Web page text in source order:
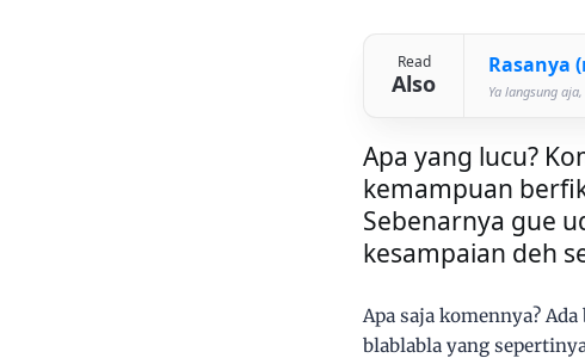
Read
Also
Rasanya
Ya langsung
Apa yang lucu?
kemampuan
Sebenarnya gue
kesampaian deh
Apa saja komennya?
blablabla yang